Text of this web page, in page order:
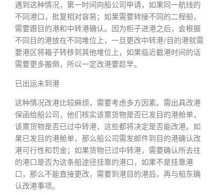
遇到这种情况，第一时间向船公司申请，如果同一航线的
不同港口，批复相对容易；如果需要转接不同的二程船，
需要跟目的港和中转港确认。因为柜子进港之后，会根据
不同目的港放在不同堆位上，一旦更改中转港/目的港就需
要港区将箱子转移到其他堆位上，如果临近截港时间的话
需要更多搬倒，所以一定改港要趁早。
已出运未到港
这种情况改港比较麻烦，需要考虑多方因素。需出具改港
保函给船公司，他们核实该票货物是否已发目的港舱单，
该票货物是否已过中转港，这些都将决定是否能改港。如
果已发目的港舱单，那么船公司需发邮件到目的港确认改
港可行性和罚金；如果货物已过中转港，需要确认所去往
的港口是否为这条船途径挂靠的港口，如果不是挂靠港
口，那么不能直接更改，需要到港目的港后，再与船东确
认改港事项。